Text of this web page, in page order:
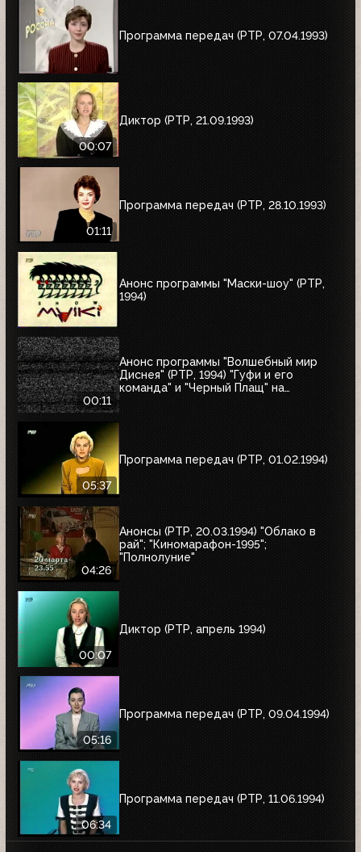
Программа передач (РТР, 07.04.1993)
00:07
Диктор (РТР, 21.09.1993)
01:11
Программа передач (РТР, 28.10.1993)
Анонс программы "Маски-шоу" (РТР,
1994)
00:11
Анонс программы "Волшебный мир
Диснея" (РТР, 1994) "Гуфи и его
команда" и "Черный Плащ" на
05:37
Программа передач (РТР, 01.02.1994)
04:26
Анонсы (РТР, 20.03.1994) "Облако в
рай"; "Киномарафон-1995";
"Полнолуние"
00:07
Диктор (РТР, апрель 1994)
05:16
Программа передач (РТР, 09.04.1994)
06:34
Программа передач (РТР, 11.06.1994)